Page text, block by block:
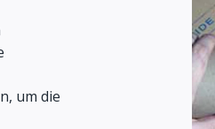
um die